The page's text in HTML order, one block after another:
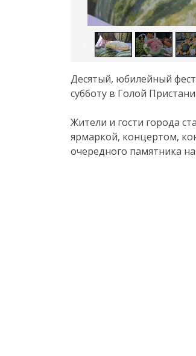
Десятый, юбилейный
субботу в Голой
Жители и гости города
ярмаркой, концертом,
очередного памятника